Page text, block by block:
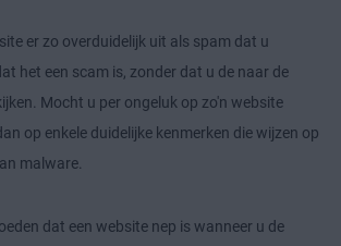
er zo overduidelijk uit als spam dat u
het een scam is, zonder dat u de naar de
Mocht u per ongeluk op zo'n website
op enkele duidelijke kenmerken die wijzen op
malware.
dat een website nep is wanneer u de